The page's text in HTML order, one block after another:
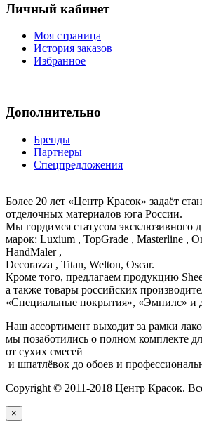
Личный кабинет
Моя страница
История заказов
Избранное
Дополнительно
Бренды
Партнеры
Спецпредложения
Более 20 лет «Центр Красок» задаёт
отделочных материалов юга России.
Мы гордимся статусом эксклюзивного
марок: Luxium , TopGrade , Masterline ,
HandMaler ,
Decorazza , Titan, Welton, Oscar.
Кроме того, предлагаем продукцию
а также товары российских
«Специальные покрытия», «Эмпилс» и
Наш ассортимент выходит за рамки
мы позаботились о полном комплекте
от сухих смесей
и шпатлёвок до обоев и
Copyright © 2011-2018 Центр Красок.
×